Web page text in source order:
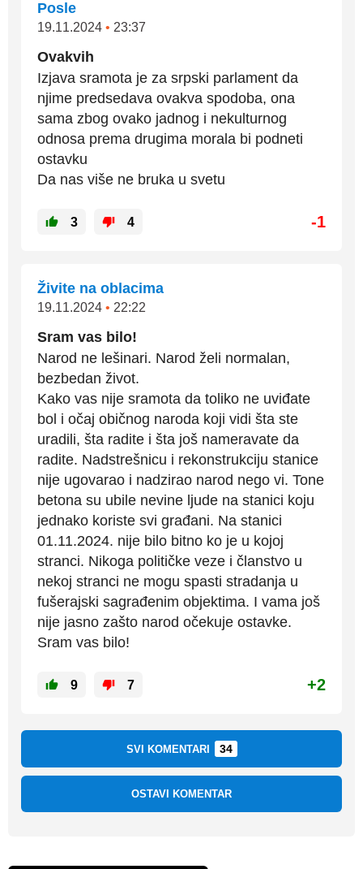
Posle
19.11.2024 • 23:37
Ovakvih
Izjava sramota je za srpski parlament da
njime predsedava ovakva spodoba, ona
sama zbog ovako jadnog i nekulturnog
odnosa prema drugima morala bi podneti
ostavku
Da nas više ne bruka u svetu
3 4 -1
Živite na oblacima
19.11.2024 • 22:22
Sram vas bilo!
Narod ne lešinari. Narod želi normalan,
bezbedan život.
Kako vas nije sramota da toliko ne uviđate
bol i očaj običnog naroda koji vidi šta ste
uradili, šta radite i šta još nameravate da
radite. Nadstrešnicu i rekonstrukciju stanice
nije ugovarao i nadzirao narod nego vi. Tone
betona su ubile nevine ljude na stanici koju
jednako koriste svi građani. Na stanici
01.11.2024. nije bilo bitno ko je u kojoj
stranci. Nikoga političke veze i članstvo u
nekoj stranci ne mogu spasti stradanja u
fušerajski sagrađenim objektima. I vama još
nije jasno zašto narod očekuje ostavke.
Sram vas bilo!
9 7 +2
SVI KOMENTARI 34
OSTAVI KOMENTAR